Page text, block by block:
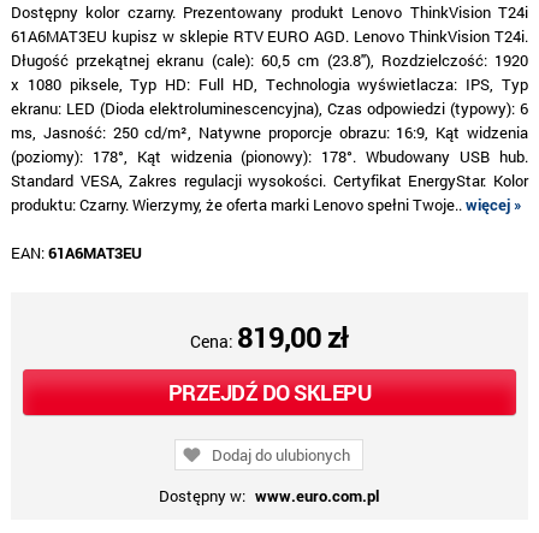
Dostępny kolor czarny. Prezentowany produkt Lenovo ThinkVision T24i
61A6MAT3EU kupisz w sklepie RTV EURO AGD. Lenovo ThinkVision T24i.
Długość przekątnej ekranu (cale): 60,5 cm (23.8"), Rozdzielczość: 1920
x 1080 piksele, Typ HD: Full HD, Technologia wyświetlacza: IPS, Typ
ekranu: LED (Dioda elektroluminescencyjna), Czas odpowiedzi (typowy): 6
ms, Jasność: 250 cd/m², Natywne proporcje obrazu: 16:9, Kąt widzenia
(poziomy): 178°, Kąt widzenia (pionowy): 178°. Wbudowany USB hub.
Standard VESA, Zakres regulacji wysokości. Certyfikat EnergyStar. Kolor
produktu: Czarny. Wierzymy, że oferta marki Lenovo spełni Twoje..więcej »
EAN:61A6MAT3EU
Cena: 819,00 zł
PRZEJDŹ DO SKLEPU
Dodaj do ulubionych
Dostępny w: www.euro.com.pl